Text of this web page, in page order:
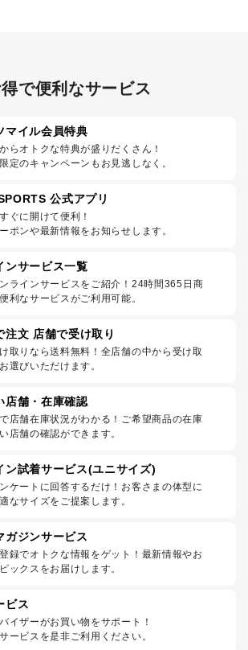
で便利なサービス
マイル会員特典
らオトクな特典が盛りだくさん！
定のキャンペーンもお見逃しなく。
公式アプリ
ぐに開けて便利！
ポンや最新情報をお知らせします。
ンサービス一覧
ラインサービスをご紹介！24時間365日商
利なサービスがご利用可能。
注文 店舗で受け取り
取りなら送料無料！全店舗の中から受け取
選びいただけます。
店舗・在庫確認
店舗在庫状況がわかる！ご希望商品の在庫
店舗の確認ができます。
ン試着サービス(ユニサイズ)
ケートに回答するだけ！お客さまの体型に
なサイズをご提案します。
ガジンサービス
録でオトクな情報をゲット！最新情報やお
ックスをお届けします。
ビス
イザーがお買い物をサポート！
ービスを是非ご利用ください。